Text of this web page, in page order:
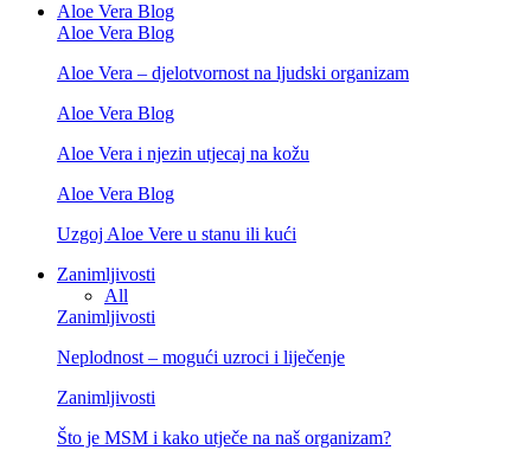
Aloe Vera Blog
Aloe Vera Blog
Aloe Vera – djelotvornost na ljudski organizam
Aloe Vera Blog
Aloe Vera i njezin utjecaj na kožu
Aloe Vera Blog
Uzgoj Aloe Vere u stanu ili kući
Zanimljivosti
All
Zanimljivosti
Neplodnost – mogući uzroci i liječenje
Zanimljivosti
Što je MSM i kako utječe na naš organizam?